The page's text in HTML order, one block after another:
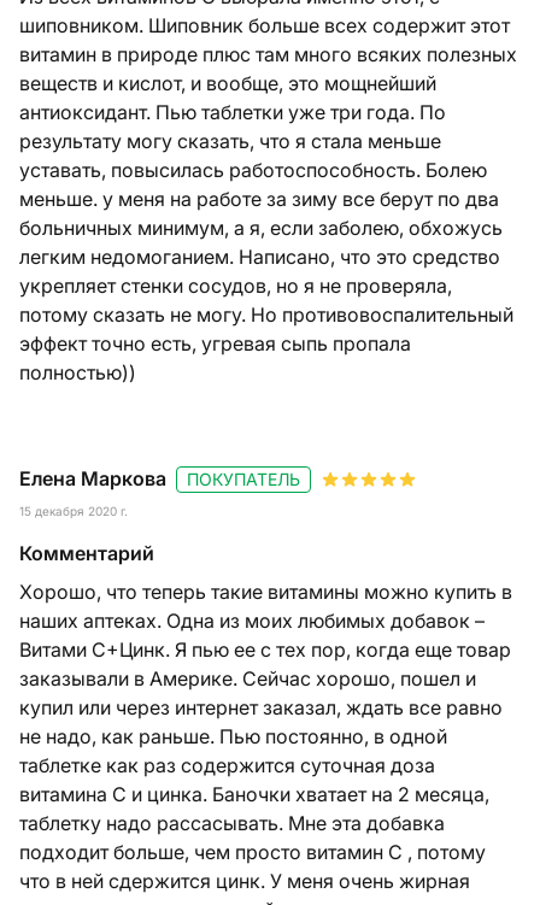
шиповником. Шиповник больше всех содержит этот
витамин в природе плюс там много всяких полезных
веществ и кислот, и вообще, это мощнейший
антиоксидант. Пью таблетки уже три года. По
результату могу сказать, что я стала меньше
уставать, повысилась работоспособность. Болею
меньше. у меня на работе за зиму все берут по два
больничных минимум, а я, если заболею, обхожусь
легким недомоганием. Написано, что это средство
укрепляет стенки сосудов, но я не проверяла,
потому сказать не могу. Но противовоспалительный
эффект точно есть, угревая сыпь пропала
полностью))
Елена Маркова
15 декабря 2020 г.
ПОКУПАТЕЛЬ
Комментарий
Хорошо, что теперь такие витамины можно купить в
наших аптеках. Одна из моих любимых добавок –
Витами С+Цинк. Я пью ее с тех пор, когда еще товар
заказывали в Америке. Сейчас хорошо, пошел и
купил или через интернет заказал, ждать все равно
не надо, как раньше. Пью постоянно, в одной
таблетке как раз содержится суточная доза
витамина C и цинка. Баночки хватает на 2 месяца,
таблетку надо рассасывать. Мне эта добавка
подходит больше, чем просто витамин С , потому
что в ней сдержится цинк. У меня очень жирная